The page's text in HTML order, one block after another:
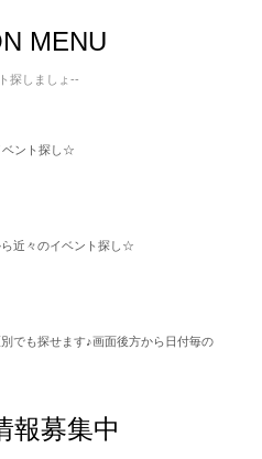
MENU
探しましょ--
ベント探し☆
近々のイベント探し☆
でも探せます♪画面後方から日付毎の
報募集中